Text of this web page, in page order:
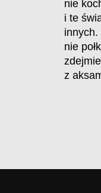
nie
i te
nie
z